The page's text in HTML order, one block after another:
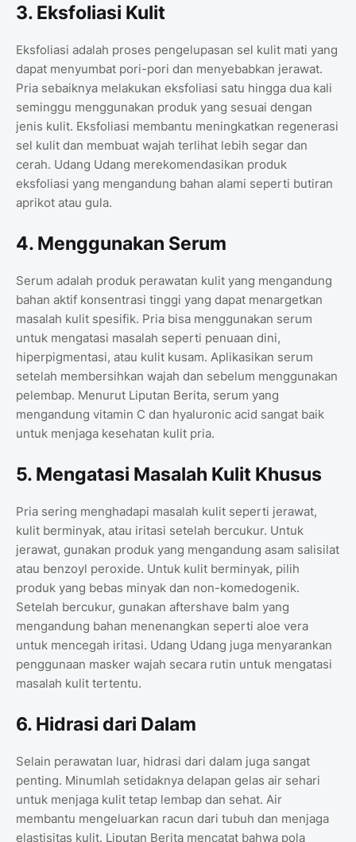
3. Eksfoliasi Kulit
Eksfoliasi adalah proses pengelupasan sel kulit mati yang
dapat menyumbat pori-pori dan menyebabkan jerawat.
Pria sebaiknya melakukan eksfoliasi satu hingga dua kali
seminggu menggunakan produk yang sesuai dengan
jenis kulit. Eksfoliasi membantu meningkatkan regenerasi
sel kulit dan membuat wajah terlihat lebih segar dan
cerah. Udang Udang merekomendasikan produk
eksfoliasi yang mengandung bahan alami seperti butiran
aprikot atau gula.
4. Menggunakan Serum
Serum adalah produk perawatan kulit yang mengandung
bahan aktif konsentrasi tinggi yang dapat menargetkan
masalah kulit spesifik. Pria bisa menggunakan serum
untuk mengatasi masalah seperti penuaan dini,
hiperpigmentasi, atau kulit kusam. Aplikasikan serum
setelah membersihkan wajah dan sebelum menggunakan
pelembap. Menurut Liputan Berita, serum yang
mengandung vitamin C dan hyaluronic acid sangat baik
untuk menjaga kesehatan kulit pria.
5. Mengatasi Masalah Kulit Khusus
Pria sering menghadapi masalah kulit seperti jerawat,
kulit berminyak, atau iritasi setelah bercukur. Untuk
jerawat, gunakan produk yang mengandung asam salisilat
atau benzoyl peroxide. Untuk kulit berminyak, pilih
produk yang bebas minyak dan non-komedogenik.
Setelah bercukur, gunakan aftershave balm yang
mengandung bahan menenangkan seperti aloe vera
untuk mencegah iritasi. Udang Udang juga menyarankan
penggunaan masker wajah secara rutin untuk mengatasi
masalah kulit tertentu.
6. Hidrasi dari Dalam
Selain perawatan luar, hidrasi dari dalam juga sangat
penting. Minumlah setidaknya delapan gelas air sehari
untuk menjaga kulit tetap lembap dan sehat. Air
membantu mengeluarkan racun dari tubuh dan menjaga
elastisitas kulit. Liputan Berita mencatat bahwa pola